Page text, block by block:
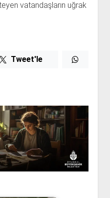
vatandaşların uğrak
Tweet'le